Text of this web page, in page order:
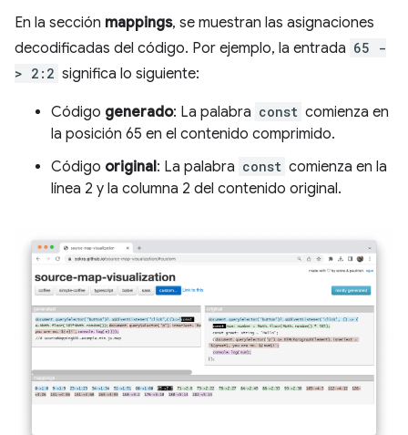
En la sección mappings, se muestran las asignaciones
decodificadas del código. Por ejemplo, la entrada 65 -
> 2:2 significa lo siguiente:
Código generado: La palabra const comienza en
la posición 65 en el contenido comprimido.
Código original: La palabra const comienza en la
línea 2 y la columna 2 del contenido original.